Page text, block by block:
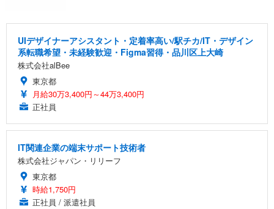
UIデザイナーアシスタント・定着率高い/駅チカ/IT・デザイン
系転職希望・未経験歓迎・Figma習得・品川区上大崎
株式会社alBee
東京都
月給30万3,400円～44万3,400円
正社員
IT関連企業の端末サポート技術者
株式会社ジャパン・リリーフ
東京都
時給1,750円
正社員 / 派遣社員